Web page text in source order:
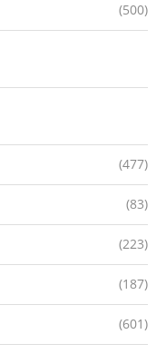
(500)
(477)
(83)
(223)
(187)
(601)